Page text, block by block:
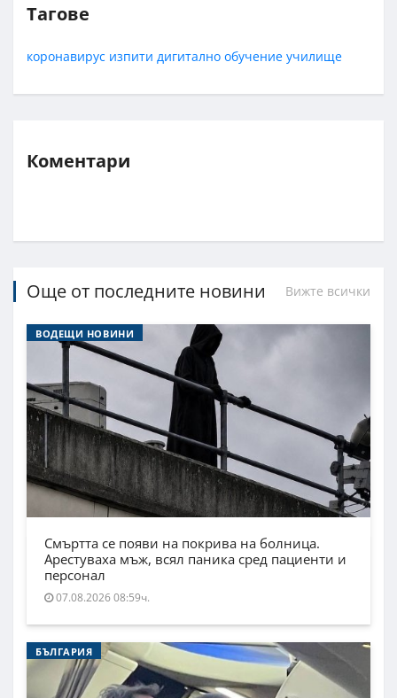
Тагове
коронавирус изпити дигитално обучение училище
Коментари
Още от последните новини Вижте всички
ВОДЕЩИ НОВИНИ
Смъртта се появи на покрива на болница.
Арестуваха мъж, всял паника сред пациенти и
персонал
07.08.2026 08:59ч.
БЪЛГАРИЯ